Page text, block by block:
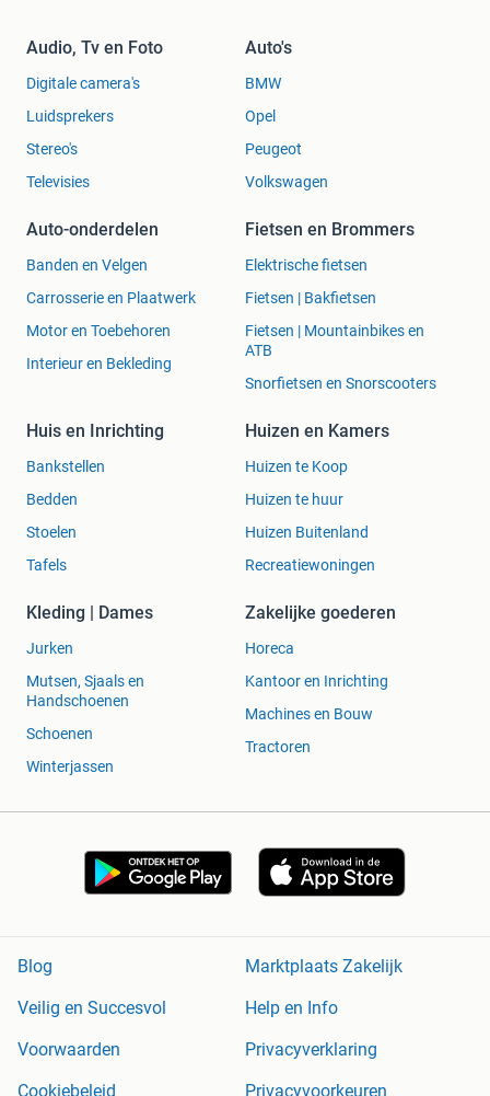
Audio, Tv en Foto
Digitale camera's
Luidsprekers
Stereo's
Televisies
Auto's
BMW
Opel
Peugeot
Volkswagen
Auto-onderdelen
Banden en Velgen
Carrosserie en Plaatwerk
Motor en Toebehoren
Interieur en Bekleding
Fietsen en Brommers
Elektrische fietsen
Fietsen | Bakfietsen
Fietsen | Mountainbikes en
ATB
Snorfietsen en Snorscooters
Huis en Inrichting
Bankstellen
Bedden
Stoelen
Tafels
Huizen en Kamers
Huizen te Koop
Huizen te huur
Huizen Buitenland
Recreatiewoningen
Kleding | Dames
Jurken
Mutsen, Sjaals en
Handschoenen
Schoenen
Winterjassen
Zakelijke goederen
Horeca
Kantoor en Inrichting
Machines en Bouw
Tractoren
Blog
Marktplaats Zakelijk
Veilig en Succesvol
Help en Info
Voorwaarden
Privacyverklaring
Cookiebeleid
Privacyvoorkeuren